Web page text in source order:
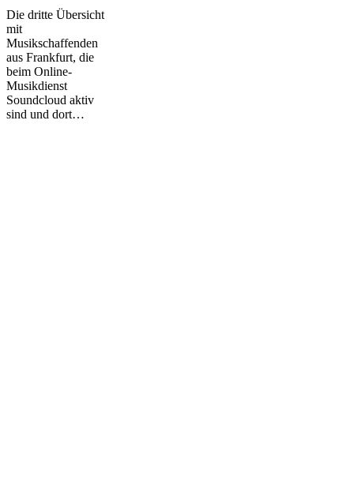
Die dritte Übersicht
mit
Musikschaffenden
aus Frankfurt, die
beim Online-
Musikdienst
Soundcloud aktiv
sind und dort…